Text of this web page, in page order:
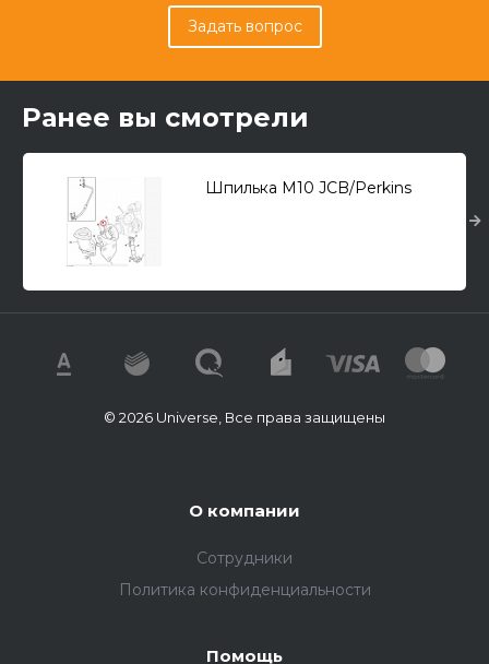
Задать вопрос
Ранее вы смотрели
Шпилька М10 JCB/Perkins
© 2026 Universe, Все права защищены
О компании
Сотрудники
Политика конфиденциальности
Помощь